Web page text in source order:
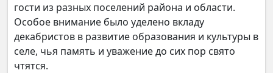
гости из разных поселений района и области.
Особое внимание было уделено вкладу
декабристов в развитие образования и культуры в
селе, чья память и уважение до сих пор свято
чтятся.